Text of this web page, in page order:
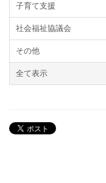
子育て支援
社会福祉協議会
その他
全て表示